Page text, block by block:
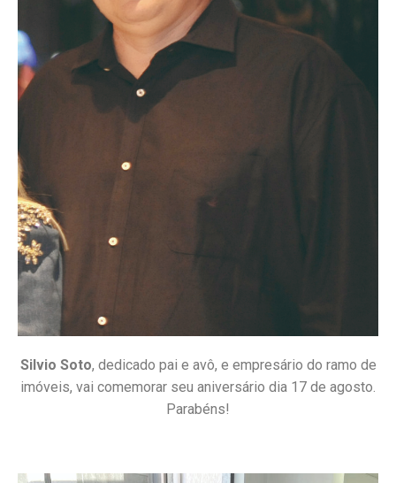
Silvio Soto, dedicado pai e avô, e empresário do ramo de
imóveis, vai comemorar seu aniversário dia 17 de agosto.
Parabéns!